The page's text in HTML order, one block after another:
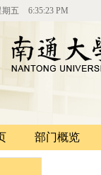
期五 6:35:23 PM
部门概览